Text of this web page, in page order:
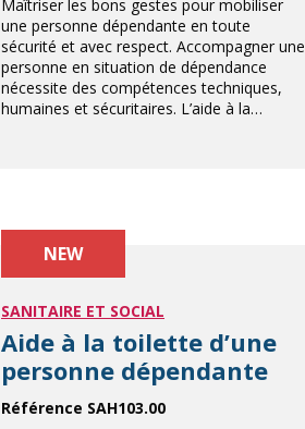
Maîtriser les bons gestes pour mobiliser
une personne dépendante en toute
sécurité et avec respect. Accompagner une
personne en situation de dépendance
nécessite des compétences techniques,
humaines et sécuritaires. L’aide à la…
NEW
SANITAIRE ET SOCIAL
Aide à la toilette d’une
personne dépendante
Référence SAH103.00